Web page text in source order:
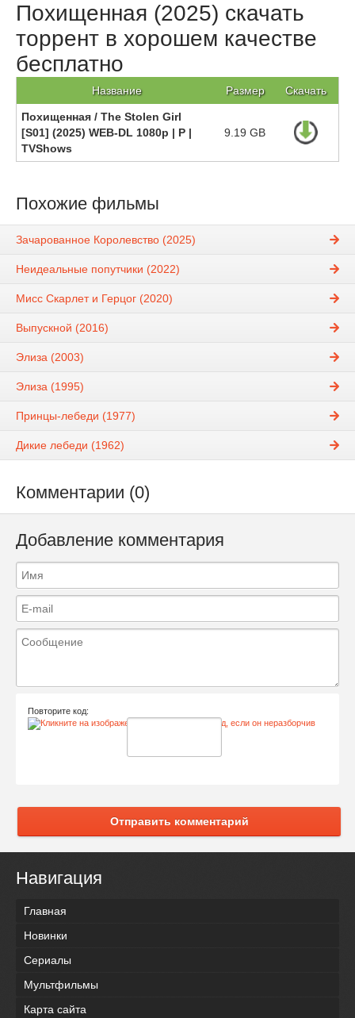
Похищенная (2025) скачать
торрент в хорошем качестве
бесплатно
Название Размер Скачать
Похищенная / The Stolen Girl
[S01] (2025) WEB-DL 1080p | P |
TVShows
9.19 GB
Похожие фильмы
Зачарованное Королевство (2025)
Неидеальные попутчики (2022)
Мисс Скарлет и Герцог (2020)
Выпускной (2016)
Элиза (2003)
Элиза (1995)
Принцы-лебеди (1977)
Дикие лебеди (1962)
Комментарии (0)
Добавление комментария
Повторите код:
Отправить комментарий
Навигация
Главная
Новинки
Сериалы
Мультфильмы
Карта сайта